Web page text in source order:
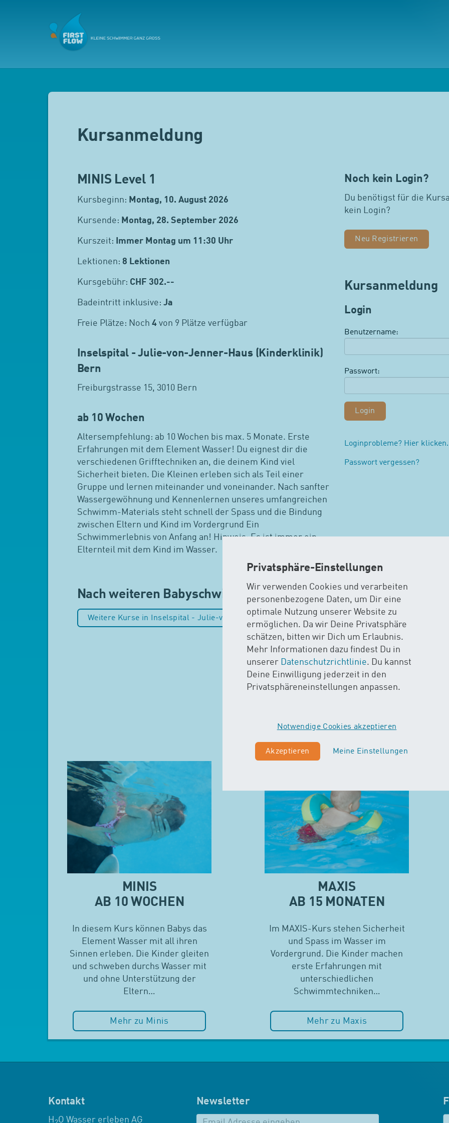
Privatsphäre-Einstellungen
Wir verwenden Cookies und verarbeiten
personenbezogene Daten, um Dir eine
optimale Nutzung unserer Website zu
ermöglichen. Da wir Deine Privatsphäre
schätzen, bitten wir Dich um Erlaubnis.
Mehr Informationen dazu findest Du in
unserer Datenschutzrichtlinie. Du kannst
Deine Einwilligung jederzeit in den
Privatsphäreneinstellungen anpassen.
Notwendige Cookies akzeptieren
Akzeptieren Meine Einstellungen
Kursanmeldung
MINIS Level 1
Kursbeginn: Montag, 10. August 2026
Kursende: Montag, 28. September 2026
Kurszeit: Immer Montag um 11:30 Uhr
Lektionen: 8 Lektionen
Kursgebühr: CHF 302.--
Badeintritt inklusive: Ja
Freie Plätze: Noch 4von 9 Plätze verfügbar
Inselspital - Julie-von-Jenner-Haus (Kinderklinik)
Bern
Freiburgstrasse 15, 3010 Bern
ab 10 Wochen
Altersempfehlung: ab 10 Wochen bis max. 5 Monate. Erste
Erfahrungen mit dem Element Wasser! Du eignest dir die
verschiedenen Grifftechniken an, die deinem Kind viel
Sicherheit bieten. Die Kleinen erleben sich als Teil einer
Gruppe und lernen miteinander und voneinander. Nach sanfter
Wassergewöhnung und Kennenlernen unseres umfangreichen
Schwimm-Materials steht schnell der Spass und die Bindung
zwischen Eltern und Kind im Vordergrund Ein
Schwimmerlebnis von Anfang an! Hinweis: Es ist immer ein
Elternteil mit dem Kind im Wasser.
Noch kein Login?
Du benötigst für die
kein Login?
Neu Registrieren
Kursanmeldung
Login
Benutzername:
Passwort:
Loginprobleme? Hier klicken.
Passwort vergessen?
Nach weiteren Babyschwimmkursen suchen
Weitere Kurse in Inselspital - Julie-von-Jenner-Haus (Kinderklinik) Bern Weitere Kurse in
MINIS
AB 10 WOCHEN
In diesem Kurs können Babys das
Element Wasser mit all ihren
Sinnen erleben. Die Kinder gleiten
und schweben durchs Wasser mit
und ohne Unterstützung der
Eltern…
Mehr zu Minis
MAXIS
AB 15 MONATEN
Im MAXIS-Kurs stehen Sicherheit
und Spass im Wasser im
Vordergrund. Die Kinder machen
erste Erfahrungen mit
unterschiedlichen
Schwimmtechniken…
Mehr zu Maxis
Kontakt
H O Wasser erleben AG
Newsletter